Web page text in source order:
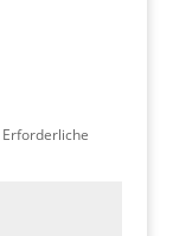
Erforderliche